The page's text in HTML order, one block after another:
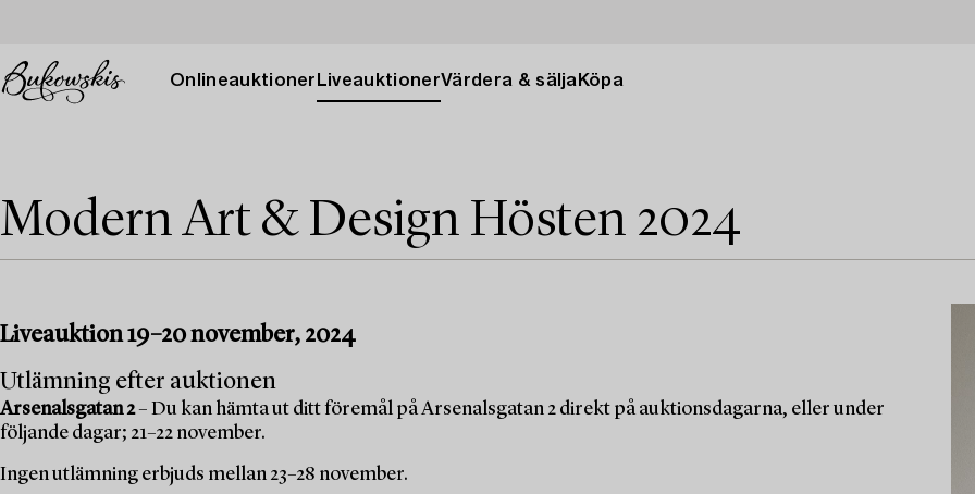
Onlineauktioner LiveauktionerVärdera & sälja Köpa
Modern Art & Design Hösten 2024
Liveauktion 19–20 november, 2024
Utlämning efter auktionen
Arsenalsgatan 2– Du kan hämta ut ditt föremål på Arsenalsgatan 2 direkt på auktionsdagarna, eller under
följande dagar; 21–22 november.
Ingen utlämning erbjuds mellan 23–28 november.